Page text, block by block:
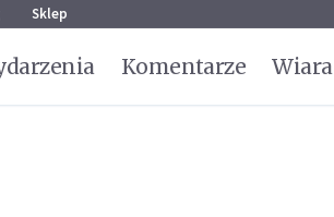
Sklep
Komentarze Wiara